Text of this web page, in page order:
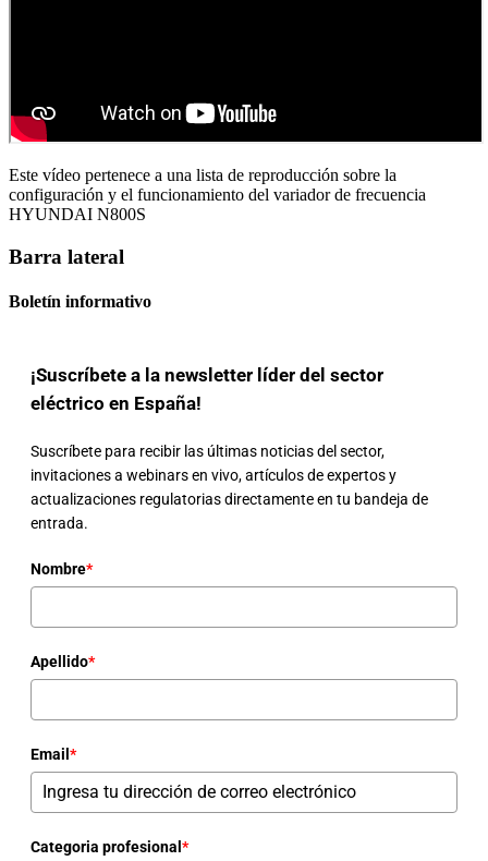
Este vídeo pertenece a una lista de reproducción sobre la
configuración y el funcionamiento del variador de frecuencia
HYUNDAI N800S
Barra lateral
Boletín informativo
¡Suscríbete a la newsletter líder del sector
eléctrico en España!
Suscríbete para recibir las últimas noticias del sector,
invitaciones a webinars en vivo, artículos de expertos y
actualizaciones regulatorias directamente en tu bandeja de
entrada.
Nombre*
Apellido*
Email *
Categoria profesional *